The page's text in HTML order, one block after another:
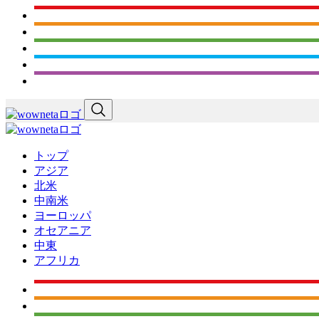
トップ
アジア
北米
中南米
ヨーロッパ
オセアニア
中東
アフリカ